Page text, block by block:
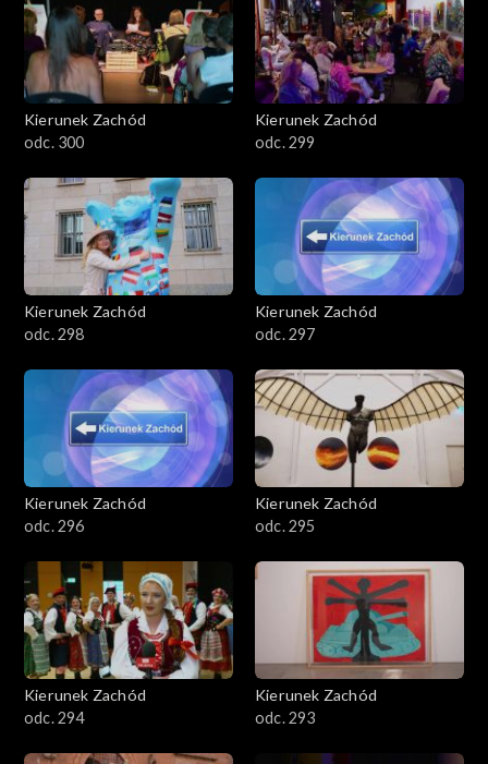
Kierunek Zachód
odc. 300
Kierunek Zachód
odc. 299
Kierunek Zachód
odc. 298
Kierunek Zachód
odc. 297
Kierunek Zachód
odc. 296
Kierunek Zachód
odc. 295
Kierunek Zachód
odc. 294
Kierunek Zachód
odc. 293